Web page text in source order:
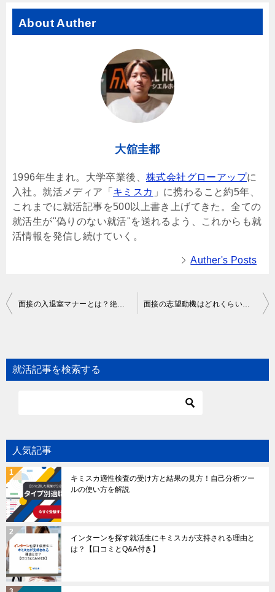
About Auther
大舘圭都
1996年生まれ。大学卒業後、 株式会社グローアップに
入社。就活メディア「 キミスカ 」に携わること約5年、
これまでに就活記事を500以上書き上げてきた。全ての
就活生が"偽りのない就活"を送れるよう、これからも就
活情報を発信し続けていく。
Auther's Posts
Post
面接の入退室マナーとは？絶対に失敗しない方法をパターン別に解説！ 面接の志望動機はどれくらいの長さがベスト？適切な長さや対策方法を解説
就活記事を検索する
人気記事
キミスカ適性検査の受け方と結果の見方！自己分析ツー
ルの使い方を解説
インターンを探す就活生にキミスカが支持される理由と
は？【口コミとQ&A付き】